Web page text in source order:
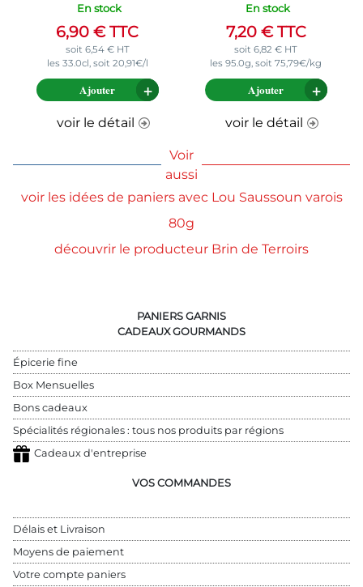
En stock
6,90 €TTC
soit 6,54 €HT
les 33.0cl, soit 20,91€/l
Ajouter
voir le détail
En stock
7,20 €TTC
soit 6,82 € HT
les 95.0g, soit 75,79€/kg
Ajouter
voir le détail
Voir
aussi
voir les idées de paniers avec Lou Saussoun varois
80g
découvrir le producteur Brin de Terroirs
PANIERS GARNIS
CADEAUX GOURMANDS
Épicerie fine
Box Mensuelles
Bons cadeaux
Spécialités régionales : tous nos produits par régions
Cadeaux d'entreprise
VOS COMMANDES
Délais et Livraison
Moyens de paiement
Votre compte paniers